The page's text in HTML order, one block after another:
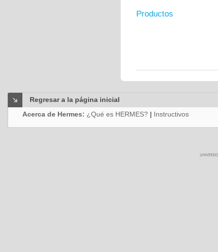
Productos
Regresar a la página inicial
Acerca de Hermes: ¿Qué es HERMES? | Instructivos